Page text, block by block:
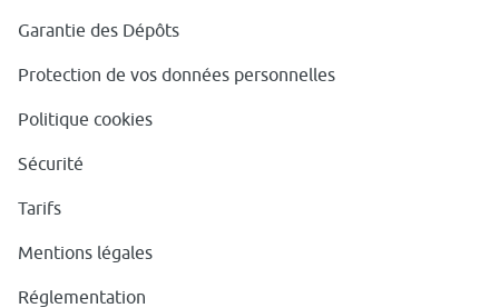
Garantie des Dépôts
Protection de vos données personnelles
Politique cookies
Sécurité
Tarifs
Mentions légales
Réglementation